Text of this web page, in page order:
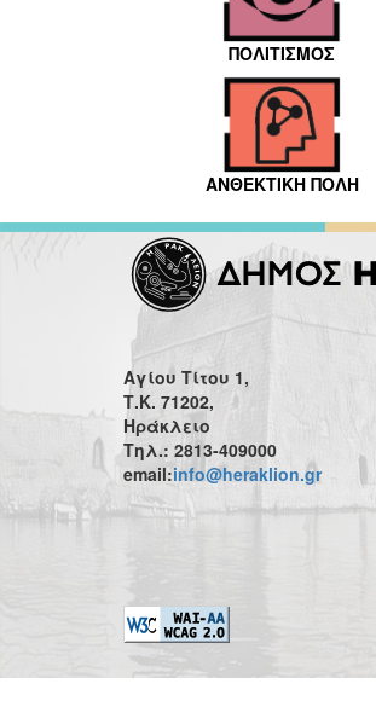
ΠΟΛΙΤΙΣΜΟΣ
ΑΝΘΕΚΤΙΚΗ ΠΟΛΗ
Αγίου Τίτου 1,
Τ.Κ. 71202,
Ηράκλειο
Τηλ.: 2813-409000
email:info@heraklion.gr